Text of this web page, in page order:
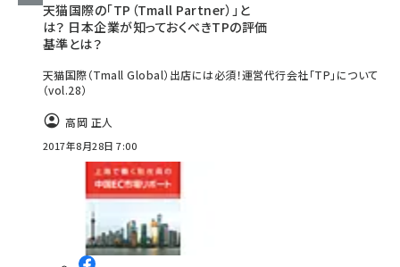
天猫国際の「TP（Tmall Partner）」と
は？ 日本企業が知っておくべきTPの評価
基準とは？
天猫国際（Tmall Global）出店には必須！運営代行会社「TP」について
（vol.28）
高岡 正人
2017年8月28日 7:00
参加登録はこちら↑